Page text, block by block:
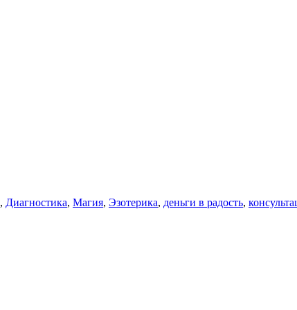
, Диагностика, Магия, Эзотерика, деньги в радость,